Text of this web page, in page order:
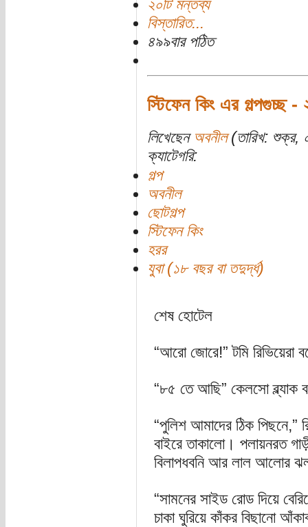
২০টি মন্তব্য
বিস্তারিত...
৪৯৯বার পঠিত
স্টিফেন কিং এর গল্পগুচ্ছ -
লিখেছেন অবনীল(তারিখ: শুক্র,
ক্যাটেগরি:
গল্প
অবনীল
ছোটগল্প
স্টিফেন কিং
হরর
যুবা (১৮ বছর বা তদুর্দ্ধ)
শেষ হোটেল
“আরো জোরে!” টমি
“৮৫ তে আছি” কেলসো ব্ল্যাক
“পুলিশ আমাদের ঠিক পিছনে,”
বাইরে তাকালো। পলায়নরত
বিলাপধবনি আর লাল আলোর
“সামনের সাইড রোড দিয়ে
চাকা ঘুরিয়ে কাঁকর বিছানো